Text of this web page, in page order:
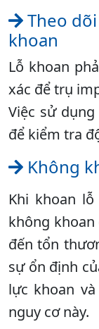
Theo
khoan
Lỗ khoan
xác để trụ
Việc sử
để kiểm tra
Không
Khi khoan
không khoan
đến tổn
sự ổn định
lực khoan
nguy cơ này.